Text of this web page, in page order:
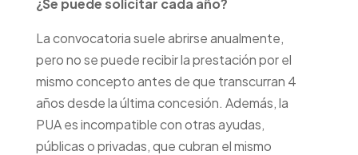
¿Se puede solicitar cada año?
La convocatoria suele abrirse anualmente,
pero no se puede recibir la prestación por el
mismo concepto antes de que transcurran 4
años desde la última concesión. Además, la
PUA es incompatible con otras ayudas,
públicas o privadas, que cubran el mismo